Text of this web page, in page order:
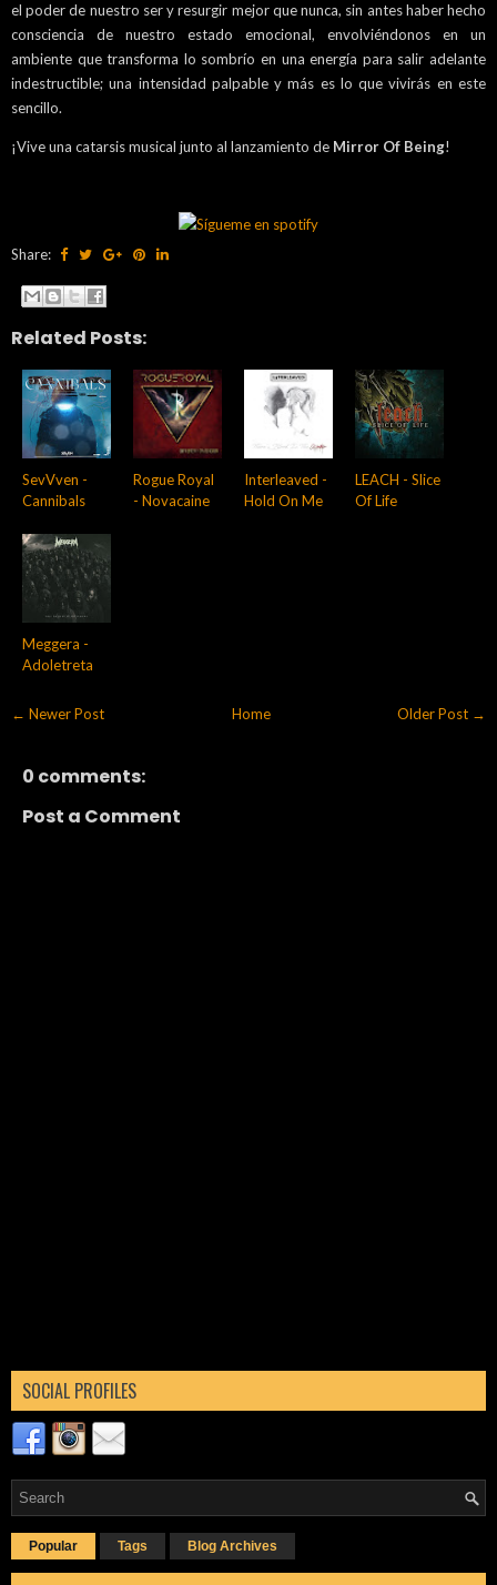
el poder de nuestro ser y resurgir mejor que nunca, sin antes haber hecho
consciencia de nuestro estado emocional, envolviéndonos en un
ambiente que transforma lo sombrío en una energía para salir adelante
indestructible; una intensidad palpable y más es lo que vivirás en este
sencillo.
¡Vive una catarsis musical junto al lanzamiento de Mirror Of Being!
Share:
Related Posts:
SevVven -
Cannibals
Rogue Royal
- Novacaine
Interleaved -
Hold On Me
LEACH - Slice
Of Life
Meggera -
Adoletreta
← Newer Post Older Post →
Home
0 comments:
Post a Comment
SOCIAL PROFILES
Popular Tags Blog Archives